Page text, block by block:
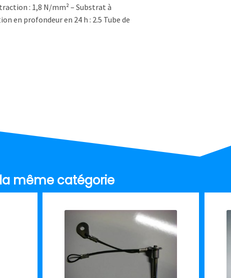
: 1,8 N/mm² – Substrat à
en profondeur en 24 h : 2.5 Tube de
même catégorie